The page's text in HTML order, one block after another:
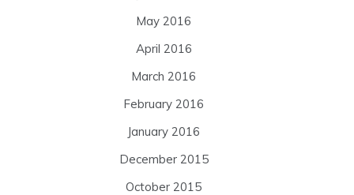
May 2016
April 2016
March 2016
February 2016
January 2016
December 2015
October 2015